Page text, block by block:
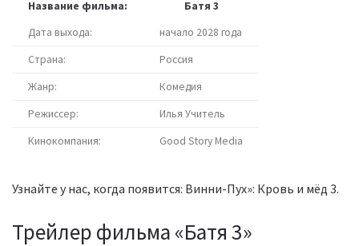
Название фильма:
Батя 3
Дата выхода:
начало 2028 года
Страна:
Россия
Жанр:
Комедия
Режиссер:
Илья Учитель
Кинокомпания:
Good Story Media
Узнайте у нас, когда появится: Винни-Пух»: Кровь и мёд 3.
Трейлер фильма «Батя 3»